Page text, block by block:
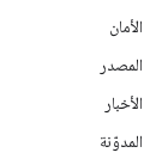
الأمان
المصدر
الأخبار
المدوّنة